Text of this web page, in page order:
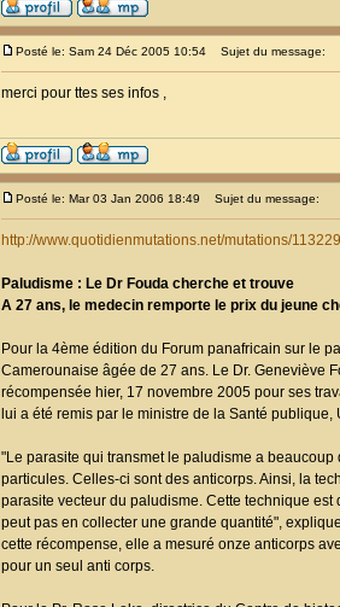
Posté le: Sam 24 Déc 2005 10:54 Sujet du message:
merci pour ttes ses infos ,
Posté le: Mar 03 Jan 2006 18:49 Sujet du message:
http://www.quotidienmutations.net/mutations/
Paludisme : Le Dr Fouda cherche et trouve
A 27 ans, le medecin remporte le prix du jeune
Pour la 4ème édition du Forum panafricain sur le
Camerounaise âgée de 27 ans. Le Dr. Geneviève
récompensée hier, 17 novembre 2005 pour ses
lui a été remis par le ministre de la Santé
"Le parasite qui transmet le paludisme a
particules. Celles-ci sont des anticorps. Ainsi, la
parasite vecteur du paludisme. Cette technique
peut pas en collecter une grande quantité",
cette récompense, elle a mesuré onze anticorps
pour un seul anti corps.